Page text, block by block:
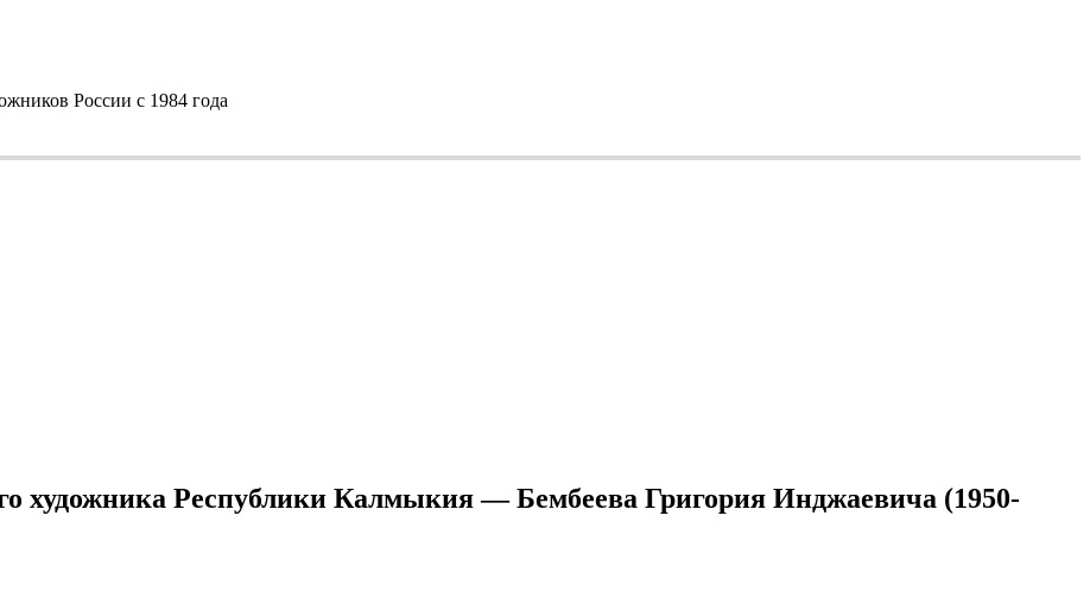
России с 1984 года
художника Республики Калмыкия — Бембеева Григория Инджаевича (1950-